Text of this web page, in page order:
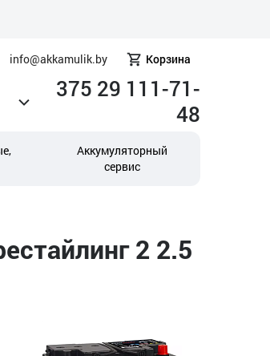
info@akkamulik.by Корзина
375 29 111-71-
48
Аккумуляторный
сервис
2 2.5